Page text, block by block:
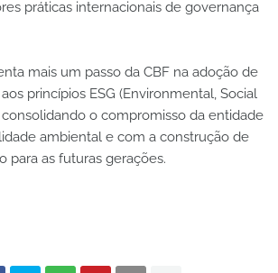
práticas internacionais de governança
mais um passo da CBF na adoção de
princípios ESG (Environmental, Social
o compromisso da entidade
ambiental e com a construção de
para as futuras gerações.